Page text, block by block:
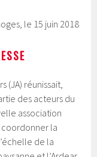
le 15 juin 2018
(JA) réunissait,
des acteurs du
association
coordonner la
de la